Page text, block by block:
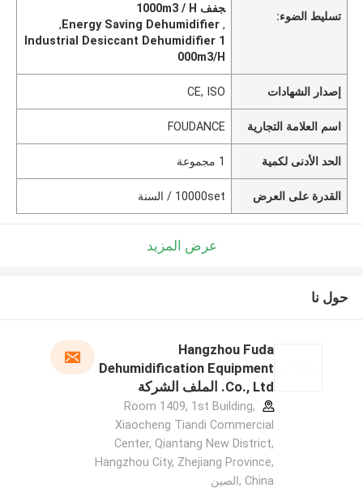
تسليط الضوء:
جفف 1000m3 / H
,
Energy Saving Dehumidifier
,
Industrial Desiccant Dehumidifier 1
000m3/H
إصدار الشهادات CE, ISO
اسم العلامة التجارية FOUDANCE
الحد الأدنى لكمية 1 مجموعة
القدرة على العرض 10000set / السنة
عرض المزيد
حول نا
Hangzhou Fuda
Dehumidification Equipment
Co., Ltd. الملف الشركة
المصنعة
Room 1409, 1st Building,
Xiaocheng Tiandi Commercial
Center, Qiantang New District,
Hangzhou City, Zhejiang Province,
China ,الصين